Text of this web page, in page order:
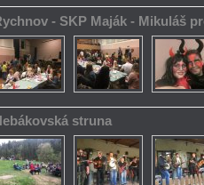
- SKP Maják - Mikuláš
struna